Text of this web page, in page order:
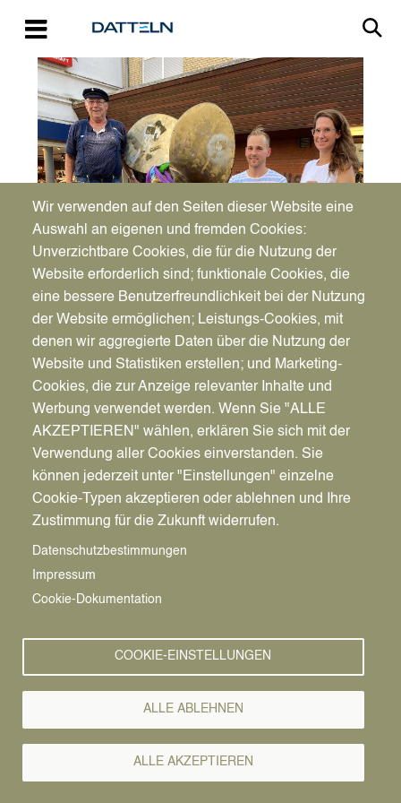
Do., 29.08.2024 - 18:09
Vorlesen
Startschuss zur
Aufwertung der
Innenstadt:
Versorgungsunternehmen
erneuern Leitungen im
ersten Baufeld, bevor der
Regenwasserkanal
gebaut und das Pflaster
erneuert wird
9. September 2024, beginnen die örtlichen
Versorgungsunternehmen mit der Erneuerung der
Leitungen im ersten Baufeld zwischen Ahsener
Straße und Neuer Straße.
City und ich bin schon sehr gespannt auf eine
Innenstadt, die wieder so attraktiv sein wird, dass
Wir verwenden auf den Seiten dieser Website eine
Auswahl an eigenen und fremden Cookies:
Unverzichtbare Cookies, die für die Nutzung der
Website erforderlich sind; funktionale Cookies, die
eine bessere Benutzerfreundlichkeit bei der Nutzung
der Website ermöglichen; Leistungs-Cookies, mit
denen wir aggregierte Daten über die Nutzung der
Website und Statistiken erstellen; und Marketing-
Cookies, die zur Anzeige relevanter Inhalte und
Werbung verwendet werden. Wenn Sie "ALLE
AKZEPTIEREN" wählen, erklären Sie sich mit der
Verwendung aller Cookies einverstanden. Sie
können jederzeit unter "Einstellungen" einzelne
Cookie-Typen akzeptieren oder ablehnen und Ihre
Zustimmung für die Zukunft widerrufen.
Datenschutzbestimmungen
Impressum
Cookie-Dokumentation
COOKIE-EINSTELLUNGEN
ALLE ABLEHNEN
ALLE AKZEPTIEREN